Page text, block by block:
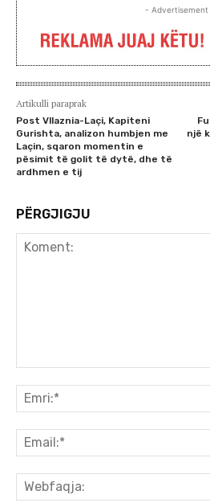
- Advertisement
Artikulli paraprak
Post Vllaznia-Laçi, Kapiteni
Gurishta, analizon humbjen me
Laçin, sqaron momentin e
pësimit të golit të dytë, dhe të
ardhmen e tij
një
PËRGJIGJU